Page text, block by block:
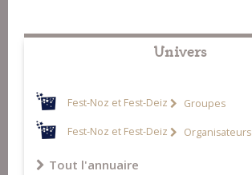
Univers
Fest-Noz et Fest-Deiz Groupes
Fest-Noz et Fest-Deiz Organisateurs
Tout l'annuaire